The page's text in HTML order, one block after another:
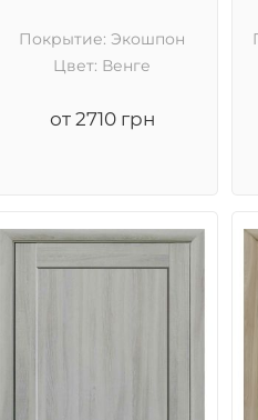
Покрытие: Экошпон
Цвет: Венге
от 2710 грн